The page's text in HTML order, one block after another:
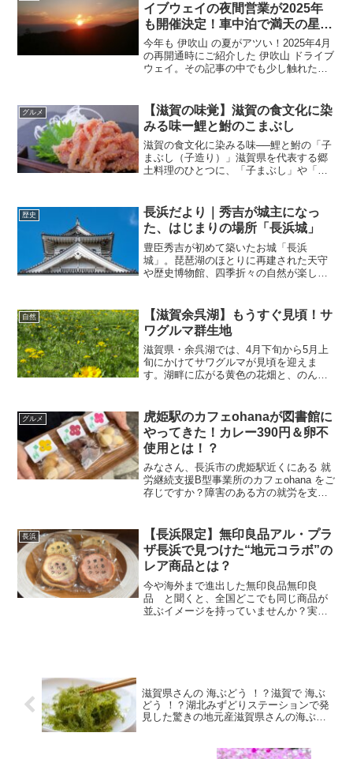
イブウェイの夜間営業が2025年
も開催決定！車中泊で満天の星・
雲海・ご来光を楽しもう
今年も 伊吹山 の夏がアツい！2025年4月
の再開通時にご紹介した 伊吹山 ドライブ
ウェイ。その記事の中でも少し触れた
方はこちら👉 伊吹山ドライブウェイ、今
年も4...
グルメ
【滋賀の味覚】滋賀の食文化に染
みる味ー鯉と鮒のこまぶし
滋賀の食文化に染みる味──鯉と鮒の「子
まぶし（子造り）」滋賀県を代表する郷
土料理のひとつに、「子まぶし」や「子
は「子まぶし」という呼び名の方が古く
から使われており、料理...
歴史
長浜だより｜秀吉が城主になっ
た、はじまりの場所「長浜城」
豊臣秀吉が初めて築いたお城「長浜
城」。琵琶湖のほとりに再建された天守
や歴史博物館、四季折々の自然が楽しめ
自然
【滋賀余呉湖】もうすぐ見頃！サ
ワグルマ群生地
滋賀県・余呉湖では、4月下旬から5月上
旬にかけてサワグルマが見頃を迎えま
す。湖畔に広がる黄色の花畑と、のんび
す。
グルメ
虎姫駅のカフェohanaが図書館に
やってきた！カレー390円＆卵不
使用とは！？
みなさん、長浜市の虎姫駅近くにある 就
労継続支援B型事業所のカフェohana をご
存じですか？障害のある方の就労を支え
をされているんです。就労支援B型事業所
って？B型事...
長浜
【長浜限定】無印良品アル・プラ
ザ長浜で見つけた“地元コラボ”の
レア商品とは？
今や海外まで進出した無印良品無印良
品 と聞くと、全国どこでも同じ商品が
並ぶイメージを持っていませんか？実
滋賀県さんの 海ぶどう ！？滋賀で 海ぶ
どう ！？湖北みずどりステーションで発
見した驚きの地元産滋賀県さんの海ぶど